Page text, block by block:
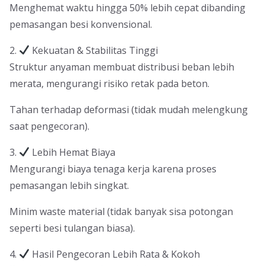
Menghemat waktu hingga 50% lebih cepat dibanding
pemasangan besi konvensional.
2.
Kekuatan & Stabilitas Tinggi
Struktur anyaman membuat distribusi beban lebih
merata, mengurangi risiko retak pada beton.
Tahan terhadap deformasi (tidak mudah melengkung
saat pengecoran).
3.
Lebih Hemat Biaya
Mengurangi biaya tenaga kerja karena proses
pemasangan lebih singkat.
Minim waste material (tidak banyak sisa potongan
seperti besi tulangan biasa).
4.
Hasil Pengecoran Lebih Rata & Kokoh